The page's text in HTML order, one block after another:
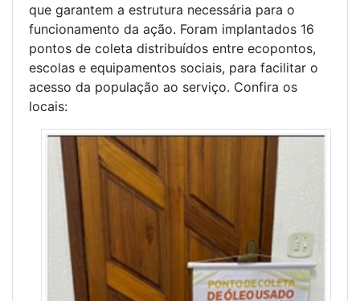
que garantem a estrutura necessária para o
funcionamento da ação. Foram implantados 16
pontos de coleta distribuídos entre ecopontos,
escolas e equipamentos sociais, para facilitar o
acesso da população ao serviço. Confira os
locais: